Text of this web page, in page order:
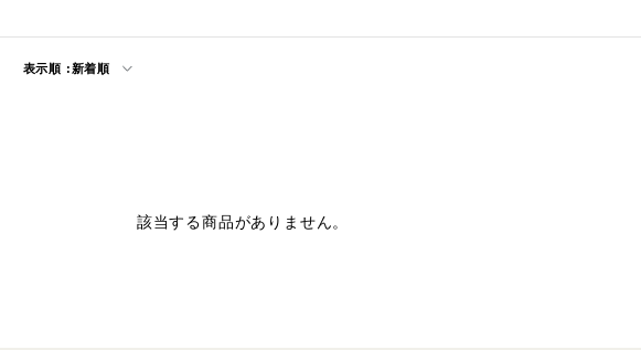
表示順 :新着順
該当する商品がありません。